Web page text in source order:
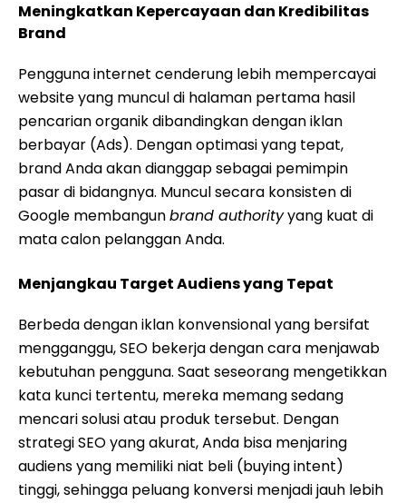
Meningkatkan Kepercayaan dan Kredibilitas
Brand
Pengguna internet cenderung lebih mempercayai
website yang muncul di halaman pertama hasil
pencarian organik dibandingkan dengan iklan
berbayar (Ads). Dengan optimasi yang tepat,
brand Anda akan dianggap sebagai pemimpin
pasar di bidangnya. Muncul secara konsisten di
Google membangunbrand authorityyang kuat di
mata calon pelanggan Anda.
Menjangkau Target Audiens yang Tepat
Berbeda dengan iklan konvensional yang bersifat
mengganggu, SEO bekerja dengan cara menjawab
kebutuhan pengguna. Saat seseorang mengetikkan
kata kunci tertentu, mereka memang sedang
mencari solusi atau produk tersebut. Dengan
strategi SEO yang akurat, Anda bisa menjaring
audiens yang memiliki niat beli (buying intent)
tinggi, sehingga peluang konversi menjadi jauh lebih